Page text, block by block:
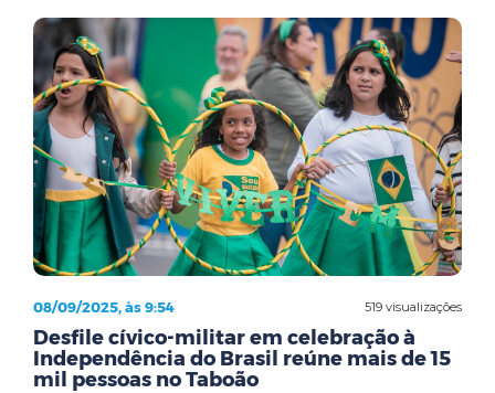
519 visualizações
08/09/2025, às 9:54
Desfile cívico-militar em celebração à
Independência do Brasil reúne mais de 15
mil pessoas no Taboão